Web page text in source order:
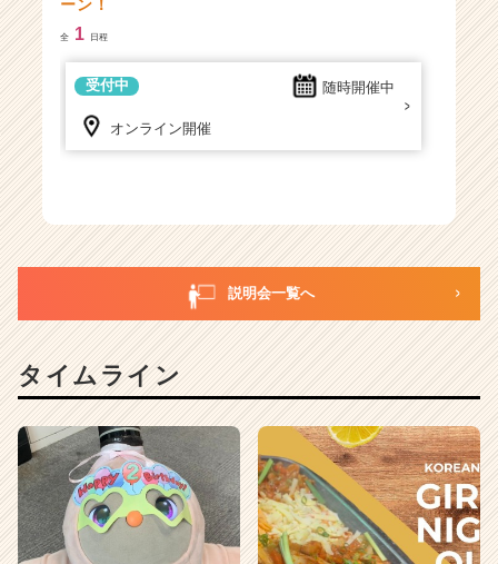
ーン！
全 1 日程
随時開催中
受付中
オンライン開催
説明会一覧へ
タイムライン